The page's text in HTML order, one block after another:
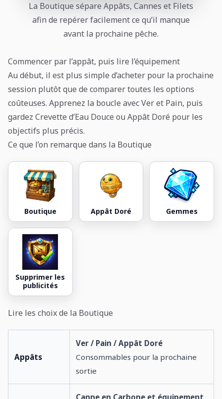
La Boutique sépare Appâts, Cannes et Filets
afin de repérer facilement ce qu’il manque
avant la prochaine pêche.
Commencer par l’appât, puis lire l’équipement
Au début, il est plus simple d’acheter pour la prochaine
session plutôt que de comparer toutes les options
coûteuses. Apprenez la boucle avec Ver et Pain, puis
gardez Crevette d’Eau Douce ou Appât Doré pour les
objectifs plus précis.
Ce que l’on remarque dans la Boutique
Boutique Appât Doré Gemmes
Supprimer les
publicités
Lire les choix de la Boutique
Appâts
Ver / Pain / Appât Doré
Consommables pour la prochaine
sortie